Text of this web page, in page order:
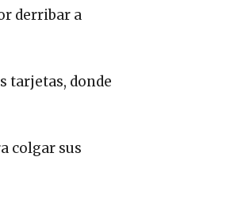
derribar a
tarjetas, donde
colgar sus